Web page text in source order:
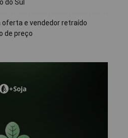
do Sul
oferta e vendedor retraído
de preço